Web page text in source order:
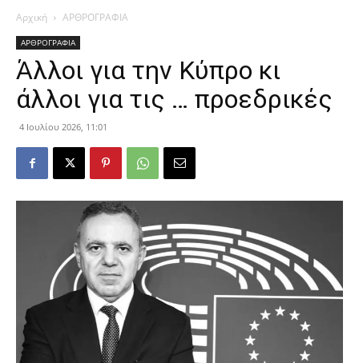
Αρχική ΑΡΘΡΟΓΡΑΦΙΑ
ΑΡΘΡΟΓΡΑΦΙΑ
Άλλοι για την Κύπρο κι
άλλοι για τις … προεδρικές
4 Ιουλίου 2026, 11:01